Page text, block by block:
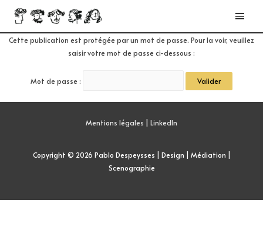
Cette publication est protégée par un mot de passe. Pour la voir, veuillez
saisir votre mot de passe ci-dessous :
Mot de passe :
Mentions légales LinkedIn
Copyright © 2026 Pablo Despeysses | Design | Médiation |
Scenographie